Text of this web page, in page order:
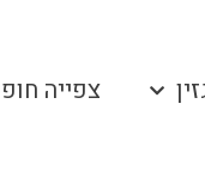
צפייה